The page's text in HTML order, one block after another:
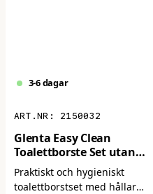
3-6 dagar
2150032
Glenta Easy Clean
Toalettborste Set utan
spolrens
Praktiskt och hygieniskt
toalettborstset med hållare